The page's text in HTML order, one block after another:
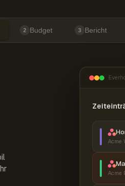
2 Budget 3 Bericht
Acme
Acme